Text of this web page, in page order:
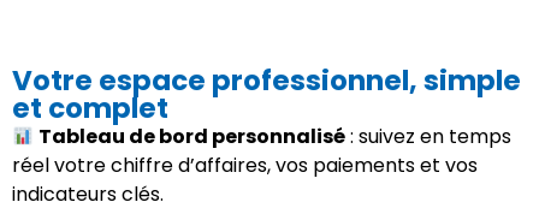
Votre espace professionnel, simple
et complet
Tableau de bord personnalisé: suivez en temps
réel votre chiffre d’affaires, vos paiements et vos
indicateurs clés.